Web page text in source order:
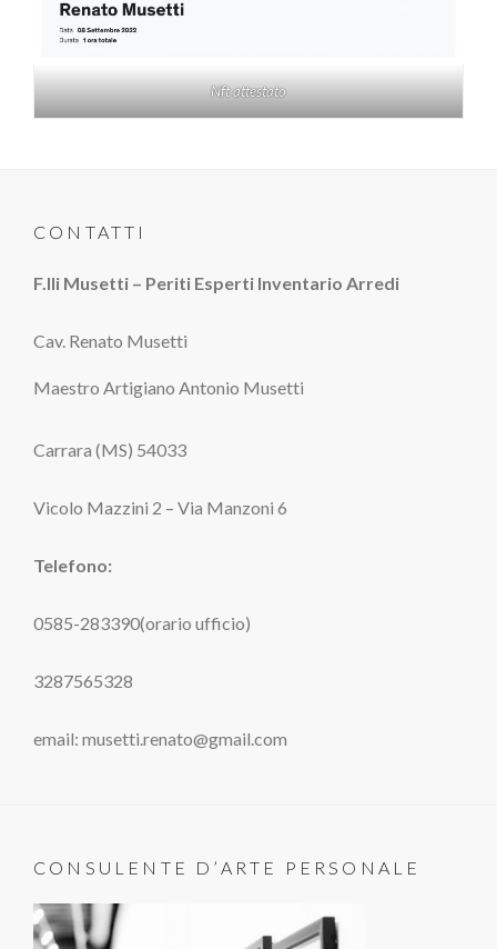
Nft attestato
CONTATTI
F.lli Musetti – Periti Esperti Inventario Arredi
Cav. Renato Musetti
Maestro Artigiano Antonio Musetti
Carrara (MS) 54033
Vicolo Mazzini 2 – Via Manzoni 6
Telefono:
0585-283390(orario ufficio)
3287565328
email: musetti.renato@gmail.com
CONSULENTE D’ARTE PERSONALE